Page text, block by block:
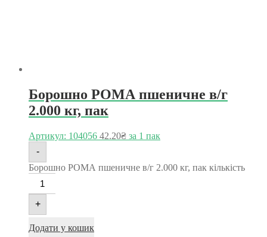
Борошно РОМА пшеничне в/г
2.000 кг, пак
Артикул: 104056 42.20₴ за 1 пак
-
Борошно РОМА пшеничне в/г 2.000 кг, пак кількість
+
Додати у кошик